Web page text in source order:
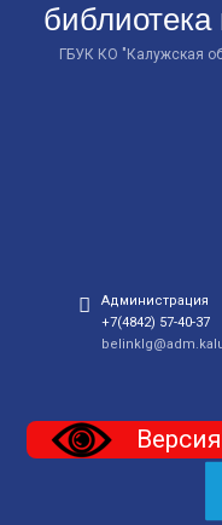
ГБУК КО "Калужская
Администрация
+7(4842) 57-40-37